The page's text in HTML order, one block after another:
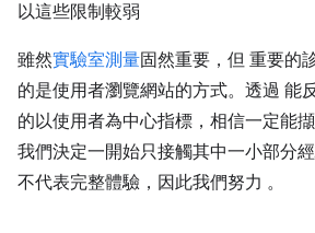
以這些限制較弱
雖然實驗室測量固然重要，但 重要的
的是使用者瀏覽網站的方式。透過 能
的以使用者為中心指標，相信一定能
我們決定一開始只接觸其中一小部分
不代表完整體驗，因此我們努力 。